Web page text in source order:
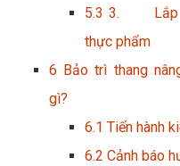
5.3 3. Lắp
thực phẩm
6 Bảo trì thang
gì?
6.1 Tiến hành
6.2 Cảnh báo